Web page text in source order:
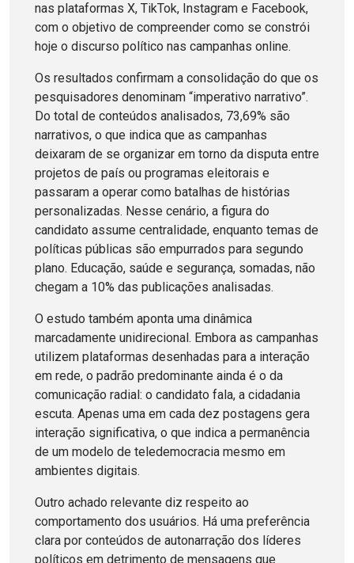
nas plataformas X, TikTok, Instagram e Facebook,
com o objetivo de compreender como se constrói
hoje o discurso político nas campanhas online.
Os resultados confirmam a consolidação do que os
pesquisadores denominam “imperativo narrativo”.
Do total de conteúdos analisados, 73,69% são
narrativos, o que indica que as campanhas
deixaram de se organizar em torno da disputa entre
projetos de país ou programas eleitorais e
passaram a operar como batalhas de histórias
personalizadas. Nesse cenário, a figura do
candidato assume centralidade, enquanto temas de
políticas públicas são empurrados para segundo
plano. Educação, saúde e segurança, somadas, não
chegam a 10% das publicações analisadas.
O estudo também aponta uma dinâmica
marcadamente unidirecional. Embora as campanhas
utilizem plataformas desenhadas para a interação
em rede, o padrão predominante ainda é o da
comunicação radial: o candidato fala, a cidadania
escuta. Apenas uma em cada dez postagens gera
interação significativa, o que indica a permanência
de um modelo de teledemocracia mesmo em
ambientes digitais.
Outro achado relevante diz respeito ao
comportamento dos usuários. Há uma preferência
clara por conteúdos de autonarração dos líderes
políticos em detrimento de mensagens que